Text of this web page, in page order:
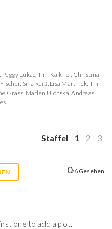
, Peggy Lukac, Tim Kalkhof, Christina
, Sina Reiß, Lisa Martinek, Thi
Grass, Marlen Ulonska,Andreas
Staffel 1 2 3
0/6 Gesehen
one to add a plot.